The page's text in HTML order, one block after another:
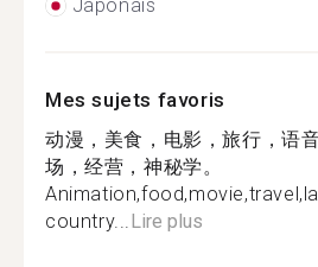
Japonais
Mes sujets favoris
动漫，美食，电影，旅行，语
场，经营，神秘学。
country...Lire plus